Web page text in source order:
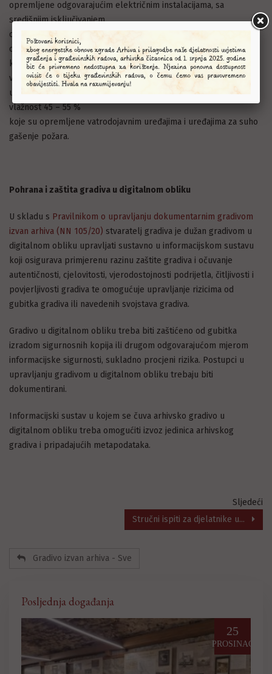
opremljene odgovarajućim električnim instalacijama, sa
središnjim isključivanjem
opremljene rasvjetnim tijelima koje ne emitiraju štetna zračenja
osigurane od provale
kojima je zapriječen pristup neovlaštenim osobama, u radno
vrijeme i izvan radnog vremena
u kojima temperatura u pravilu ne prelazi 16 – 20 °C, a relativna
vlažnost 45 – 55 %
koje su opremljene vatrodojavnim uređajima i uređajima za suho
gašenje požara.
Pohrana i zaštita gradiva u digitalnom obliku
U skladu s Pravilnikom o upravljanju dokumentarnim gradivom
izvan arhiva (NN 105/20) stvaratelj gradiva je dužan gradivom u
digitalnom obliku upravljati sustavno u informacijskom sustavu
koji osigurava primjerenu razinu zaštite gradiva i očuvanje
autentičnosti, cjelovitosti, vjerodostojnosti podrijetla, čitljivosti i
povjerljivosti gradiva te omogućuje upravljanje rizicima od
gubitka gradiva ili navedenih svojstava gradiva.
Gradivo u digitalnom obliku treba biti zaštićeno od gubitka
izradom sigurnosnih kopija ili drugom odgovarajućom mjerom
informacijske sigurnosti, sukladno procjeni rizika. Postupci u
upravljanju gradivom u digitalnom obliku trebaju biti
dokumentirani.
Informacijski sustav u kojem se čuva arhivsko gradivo u
digitalnom obliku treba omogućiti izvoz jedinica arhivskog
gradiva i pripadajućih metapodataka.
Sljedeći
Stručni ispiti za djelatnike u...
Gradivo izvan arhiva - Sve
Posljednja događanja
25
PROSINAC